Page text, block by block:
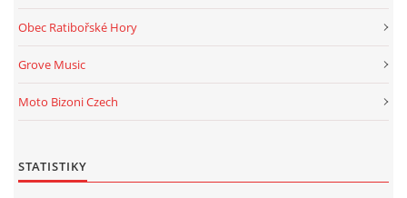
Obec Ratibořské Hory
Grove Music
Moto Bizoni Czech
STATISTIKY